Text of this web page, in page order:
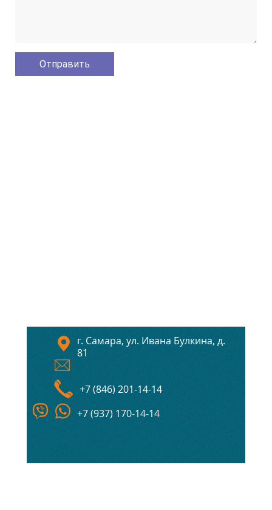
г. Самара, ул. Ивана Булкина, д.
81
+7 (846) 201-14-14
+7 (937) 170-14-14